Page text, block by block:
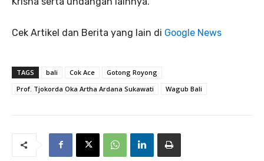
Cek Artikel dan Berita yang lain di Google News
TAGS bali Cok Ace
Gotong Royong
Prof. Tjokorda Oka Artha Ardana Sukawati
Wagub Bali